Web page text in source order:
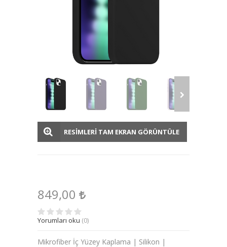
RESİMLERİ TAM EKRAN GÖRÜNTÜLE
849,00
Yorumları oku (0)
Mikrofiber İç Yüzey Kaplama | Silikon |